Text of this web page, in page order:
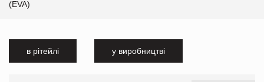
(EVA)
в рітейлі у виробництві